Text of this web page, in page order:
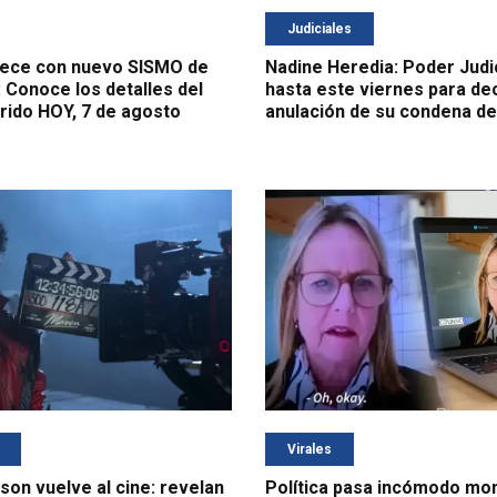
con nuevo SISMO de
Conoce los detalles del
HOY, 7 de agosto
Judiciales
Nadine Heredia: Poder
hasta este viernes para
anulación de su condena
vuelve al cine: revelan
Virales
Política pasa incómodo